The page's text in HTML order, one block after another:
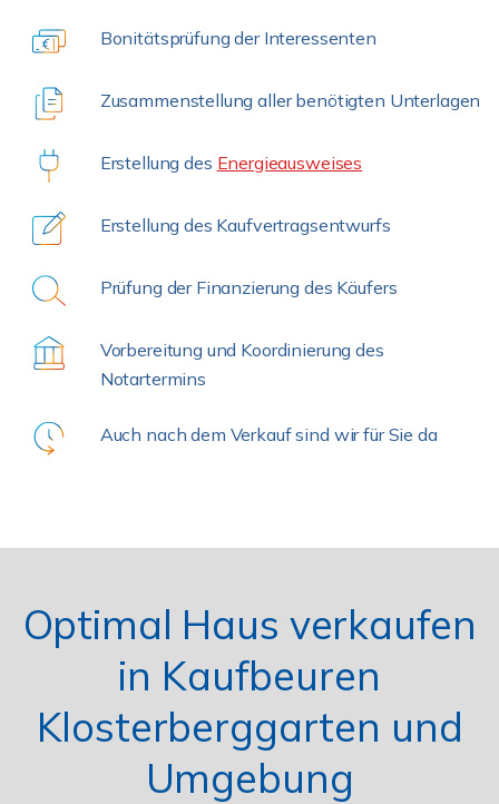
Bonitätsprüfung der Interessenten
Zusammenstellung aller benötigten Unterlagen
Erstellung des Energieausweises
Erstellung des Kaufvertragsentwurfs
Prüfung der Finanzierung des Käufers
Vorbereitung und Koordinierung des
Notartermins
Auch nach dem Verkauf sind wir für Sie da
Optimal Haus verkaufen
in Kaufbeuren
Klosterberggarten und
Umgebung